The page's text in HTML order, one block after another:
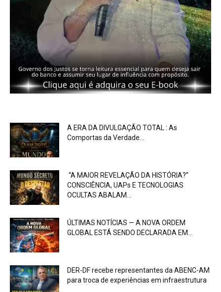
A ERA DA DIVULGAÇÃO TOTAL : As
Comportas da Verdade...
“A MAIOR REVELAÇÃO DA HISTÓRIA?”
CONSCIÊNCIA, UAPs E TECNOLOGIAS
OCULTAS ABALAM...
ÚLTIMAS NOTÍCIAS — A NOVA ORDEM
GLOBAL ESTÁ SENDO DECLARADA EM...
DER-DF recebe representantes da ABENC-AM
para troca de experiências em infraestrutura